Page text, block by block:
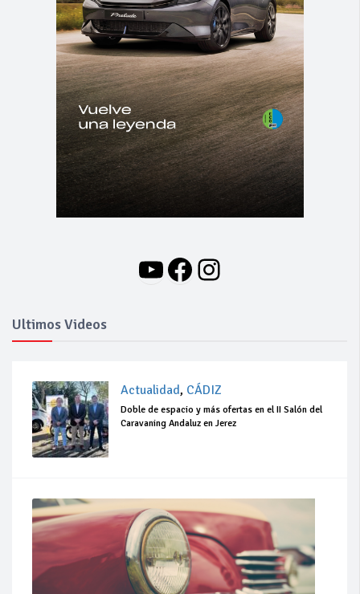
YouTube
Facebook
Instagram
Ultimos Videos
Actualidad, CÁDIZ
Doble de espacio y más ofertas en el II Salón del
Caravaning Andaluz en Jerez